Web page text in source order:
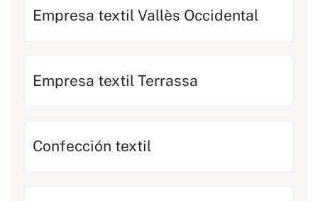
Empresa textil Vallès Occidental
Empresa textil Terrassa
Confección textil